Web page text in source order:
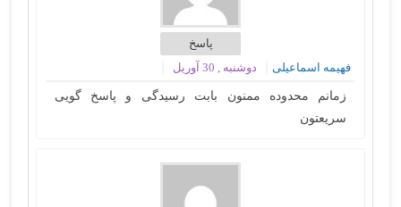
پاسخ
فهیمه اسماعیلی
دوشنبه , 30 آوریل
زمانم محدوده ممنون بابت رسیدگی و پاسخ گویی
سریعتون